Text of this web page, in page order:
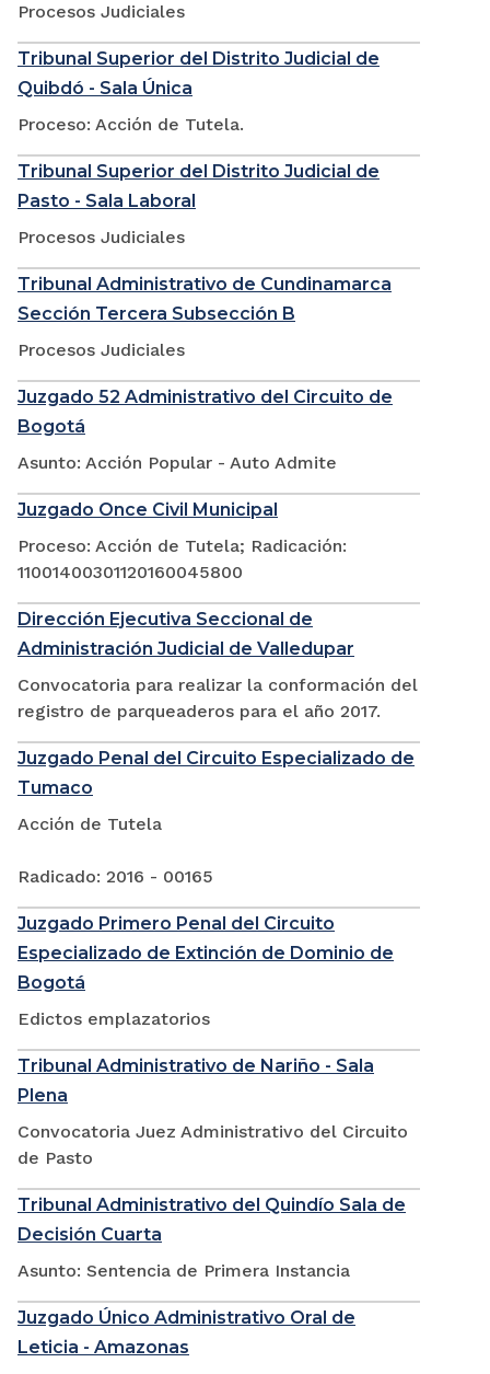
Procesos Judiciales
Tribunal Superior del Distrito Judicial de
Quibdó - Sala Única
Proceso: Acción de Tutela.
Tribunal Superior del Distrito Judicial de
Pasto - Sala Laboral
Procesos Judiciales
Tribunal Administrativo de Cundinamarca
Sección Tercera Subsección B
Procesos Judiciales
Juzgado 52 Administrativo del Circuito de
Bogotá
Asunto: Acción Popular - Auto Admite
Juzgado Once Civil Municipal
Proceso: Acción de Tutela; Radicación:
11001400301120160045800
Dirección Ejecutiva Seccional de
Administración Judicial de Valledupar
Convocatoria para realizar la conformación del
registro de parqueaderos para el año 2017.
Juzgado Penal del Circuito Especializado de
Tumaco
Acción de Tutela
Radicado: 2016 - 00165
Juzgado Primero Penal del Circuito
Especializado de Extinción de Dominio de
Bogotá
Edictos emplazatorios
Tribunal Administrativo de Nariño - Sala
Plena
Convocatoria Juez Administrativo del Circuito
de Pasto
Tribunal Administrativo del Quindío Sala de
Decisión Cuarta
Asunto: Sentencia de Primera Instancia
Juzgado Único Administrativo Oral de
Leticia - Amazonas